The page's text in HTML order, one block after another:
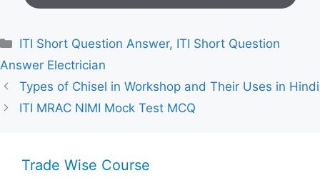
Categories
ITI Short Question Answer, ITI Short Question
Answer Electrician
Types of Chisel in Workshop and Their Uses in Hindi
ITI MRAC NIMI Mock Test MCQ
Trade Wise Course